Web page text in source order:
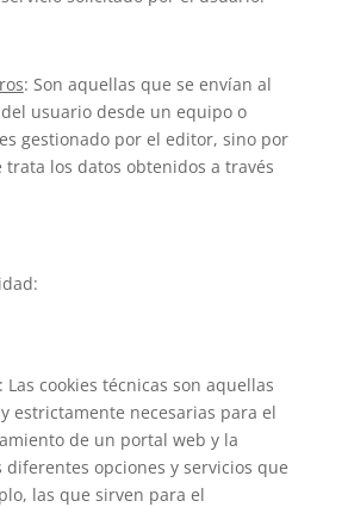
: Son aquellas que se envían al
usuario desde un equipo o
gestionado por el editor, sino por
los datos obtenidos a través
: Las cookies técnicas son aquellas
estrictamente necesarias para el
de un portal web y la
opciones y servicios que
las que sirven para el